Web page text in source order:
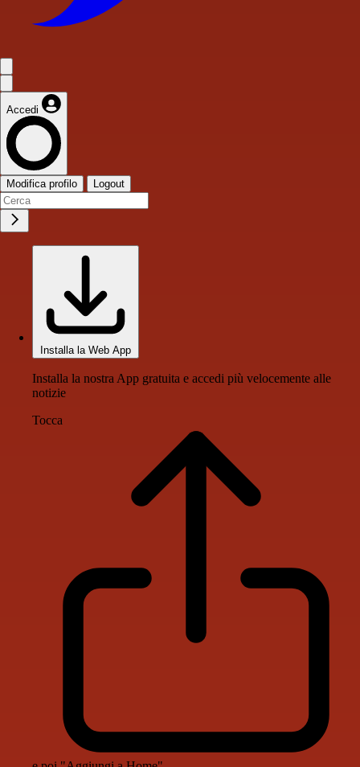
Accedi
Modifica profilo Logout
Installa la Web App
Installa la nostra App gratuita e accedi più velocemente alle
notizie
Tocca